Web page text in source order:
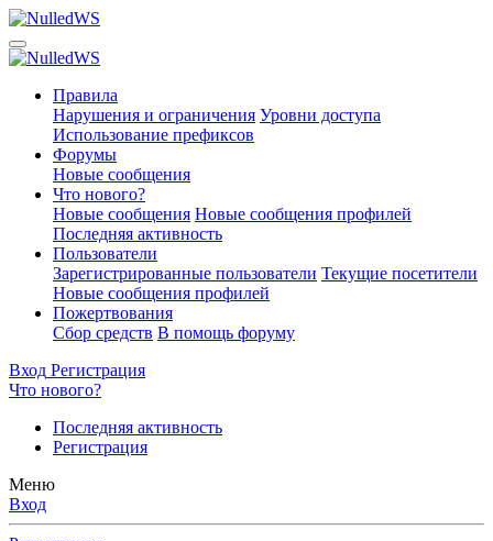
Правила
Нарушения и ограничения Уровни доступа
Использование префиксов
Форумы
Новые сообщения
Что нового?
Новые сообщения Новые сообщения профилей
Последняя активность
Пользователи
Зарегистрированные пользователи Текущие посетители
Новые сообщения профилей
Пожертвования
Сбор средств В помощь форуму
Вход Регистрация
Что нового?
Последняя активность
Регистрация
Меню
Вход